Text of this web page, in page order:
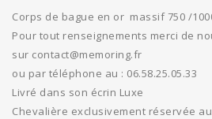
Corps de bague en or massif 750 /
Pour tout renseignements merci de
sur contact@memoring.fr
ou par téléphone au : 06.58.25.05.33
Livré dans son écrin Luxe
Chevalière exclusivement réservée